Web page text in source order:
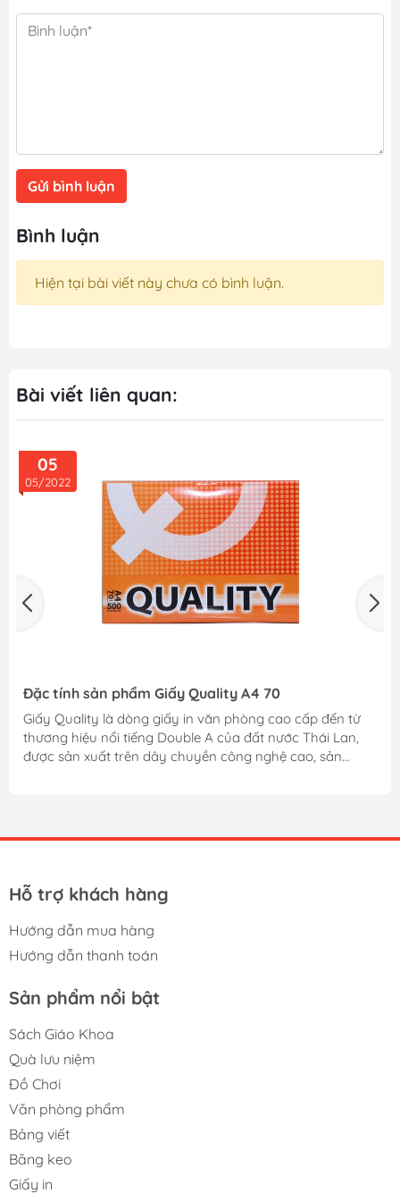
Gửi bình luận
Bình luận
Hiện tại bài viết này chưa có bình luận.
Bài viết liên quan:
05
05/2022
Đặc tính sản phẩm Giấy Quality A4 70
Giấy Quality là dòng giấy in văn phòng cao cấp đến từ
thương hiệu nổi tiếng Double A của đất nước Thái Lan,
được sản xuất trên dây chuyền công nghệ cao, sản
thuộc. Chất liệu và...
Hỗ trợ khách hàng
Hướng dẫn mua hàng
Hướng dẫn thanh toán
Sản phẩm nổi bật
Sách Giáo Khoa
Quà lưu niệm
Đồ Chơi
Văn phòng phẩm
Bảng viết
Băng keo
Giấy in